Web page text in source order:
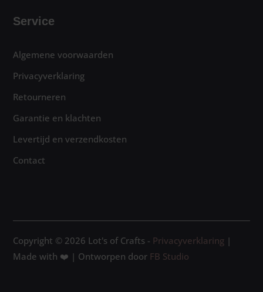
Service
Algemene voorwaarden
Privacyverklaring
Retourneren
Garantie en klachten
Levertijd en verzendkosten
Contact
Copyright © 2026 Lot's of Crafts - Privacyverklaring |
Made with ❤️ | Ontworpen door FB Studio